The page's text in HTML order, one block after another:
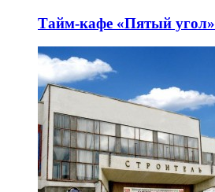
Тайм-кафе «Пятый угол»